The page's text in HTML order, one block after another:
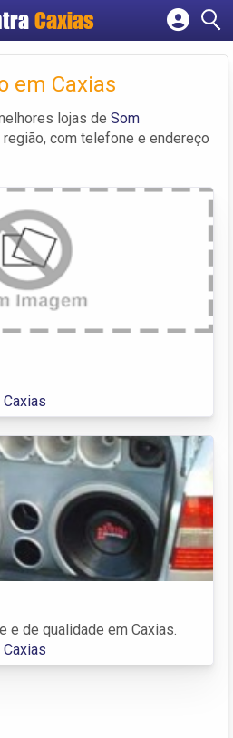
Caxias
Cadastrar empresa
Criar conta
em Caxias
lojas de Som
região, com telefone e endereço
e de qualidade em Caxias.